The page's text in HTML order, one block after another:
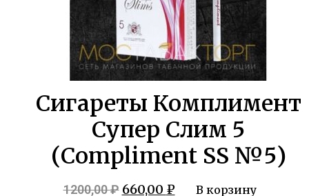
Сигареты Комплимент
Супер Слим 5
(Compliment SS №5)
1200,00₽ Первоначальная
660,00 ₽Текущая
В корзину